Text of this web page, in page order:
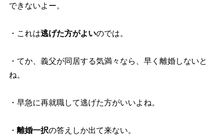
できないよー。
・これは逃げた方がよいのでは。
・てか、義父が同居する気満々なら、早く離婚しないと
ね。
・早急に再就職して逃げた方がいいよね。
・ 離婚一択の答えしか出て来ない。